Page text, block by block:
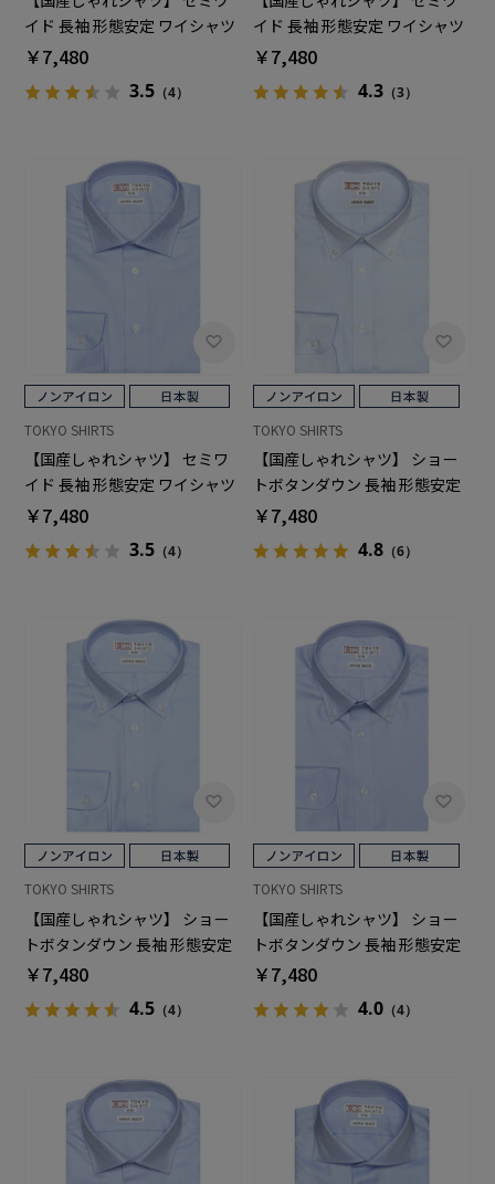
イド 長袖 形態安定 ワイシャツ
綿100%
￥7,480
3.5（4）
イド 長袖 形態安定 ワイシャツ
綿100%
￥7,480
4.3 （3）
TOKYO SHIRTS
【国産しゃれシャツ】 セミワ
イド 長袖 形態安定 ワイシャツ
綿100%
￥7,480
3.5（4）
TOKYO SHIRTS
【国産しゃれシャツ】 ショー
トボタンダウン 長袖 形態安定
ワイシャツ 綿100%
￥7,480
4.8 （6）
TOKYO SHIRTS
【国産しゃれシャツ】 ショー
トボタンダウン 長袖 形態安定
ワイシャツ 綿100%
￥7,480
4.5（4）
TOKYO SHIRTS
【国産しゃれシャツ】 ショー
トボタンダウン 長袖 形態安定
ワイシャツ 綿100%
￥7,480
4.0 （4）